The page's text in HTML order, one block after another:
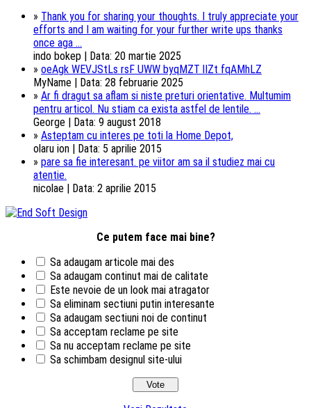
» Thank you for sharing your thoughts. I truly appreciate your
efforts and I am waiting for your further write ups thanks
once aga ...
indo bokep | Data: 20 martie 2025
» oeAgk WEVJStLs rsF UWW byqMZT lIZt fqAMhLZ
MyName | Data: 28 februarie 2025
» Ar fi dragut sa aflam si niste preturi orientative. Multumim
pentru articol. Nu stiam ca exista astfel de lentile. ...
George | Data: 9 august 2018
» Asteptam cu interes pe toti la Home Depot,
olaru ion | Data: 5 aprilie 2015
» pare sa fie interesant. pe viitor am sa il studiez mai cu
atentie.
nicolae | Data: 2 aprilie 2015
Ce putem face mai bine?
Sa adaugam articole mai des
Sa adaugam continut mai de calitate
Este nevoie de un look mai atragator
Sa eliminam sectiuni putin interesante
Sa adaugam sectiuni noi de continut
Sa acceptam reclame pe site
Sa nu acceptam reclame pe site
Sa schimbam designul site-ului